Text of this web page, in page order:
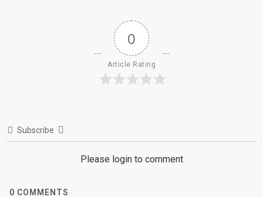
0
Article Rating
Subscribe
Please login to comment
0 COMMENTS